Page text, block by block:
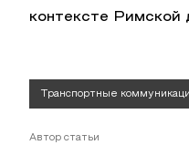
контексте Римской
Транспортные
Автор статьи